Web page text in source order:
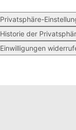
Privatsphäre-
Historie der
Einwilligungen